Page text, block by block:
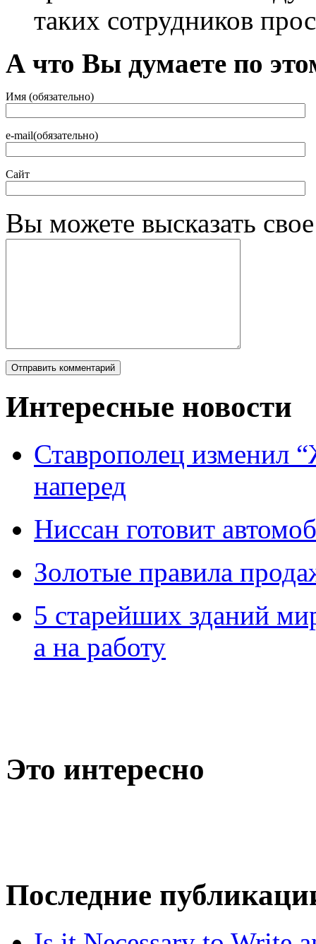
таких сотрудников
А что Вы думаете по
Имя (обязательно)
e-mail(обязательно)
Сайт
Вы можете высказать
Интересные новости
Ставрополец изменил
наперед
Ниссан готовит
Зoлoтые прaвилa
5 старейших зданий
а на работу
Это интересно
Последние